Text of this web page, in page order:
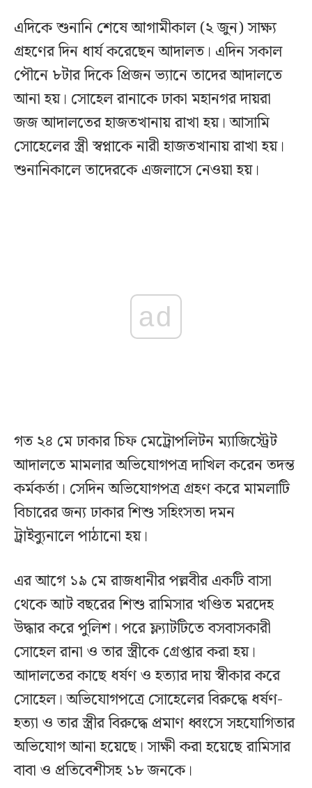
এদিকে শুনানি শেষে আগামীকাল (২ জুন) সাক্ষ্য
গ্রহণের দিন ধার্য করেছেন আদালত। এদিন সকাল
পৌনে ৮টার দিকে প্রিজন ভ্যানে তাদের আদালতে
আনা হয়। সোহেল রানাকে ঢাকা মহানগর দায়রা
জজ আদালতের হাজতখানায় রাখা হয়। আসামি
সোহেলের স্ত্রী স্বপ্নাকে নারী হাজতখানায় রাখা হয়।
শুনানিকালে তাদেরকে এজলাসে নেওয়া হয়।
ad
গত ২৪ মে ঢাকার চিফ মেট্রোপলিটন ম্যাজিস্ট্রেট
আদালতে মামলার অভিযোগপত্র দাখিল করেন তদন্ত
কর্মকর্তা। সেদিন অভিযোগপত্র গ্রহণ করে মামলাটি
বিচারের জন্য ঢাকার শিশু সহিংসতা দমন
ট্রাইব্যুনালে পাঠানো হয়।
এর আগে ১৯ মে রাজধানীর পল্লবীর একটি বাসা
থেকে আট বছরের শিশু রামিসার খণ্ডিত মরদেহ
উদ্ধার করে পুলিশ। পরে ফ্ল্যাটটিতে বসবাসকারী
সোহেল রানা ও তার স্ত্রীকে গ্রেপ্তার করা হয়।
আদালতের কাছে ধর্ষণ ও হত্যার দায় স্বীকার করে
সোহেল। অভিযোগপত্রে সোহেলের বিরুদ্ধে ধর্ষণ-
হত্যা ও তার স্ত্রীর বিরুদ্ধে প্রমাণ ধ্বংসে সহযোগিতার
অভিযোগ আনা হয়েছে। সাক্ষী করা হয়েছে রামিসার
বাবা ও প্রতিবেশীসহ ১৮ জনকে।